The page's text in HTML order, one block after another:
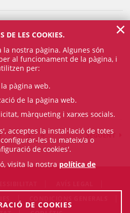
2 3 4 SEGÜENT
DE LES COOKIES.
la nostra pàgina. Algunes són
al funcionament de la pàgina, i
per:
pàgina web.
de la pàgina web.
màrqueting i xarxes socials.
acceptes la instal·lació de totes
les tu mateix/a o
de cookies'.
visita la nostra política de
DE COOKIES
×